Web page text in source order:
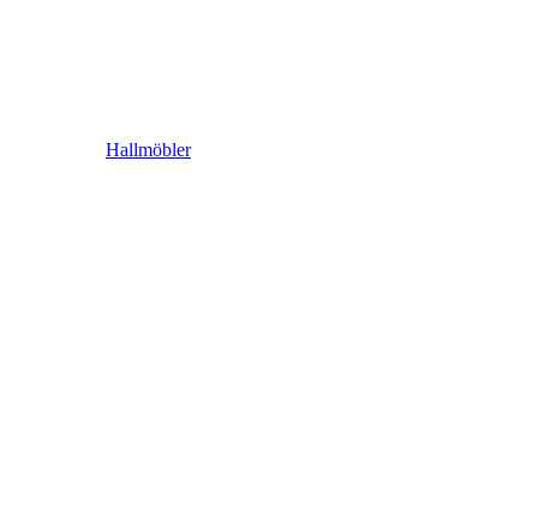
Hallmöbler